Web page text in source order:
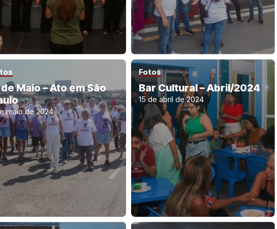
de Maio – Ato em São
maio de 2024
Fotos
Bar Cultural – Abril/2024
15 de abril de 2024